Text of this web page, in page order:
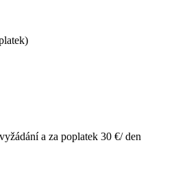
a za poplatek 30 €/ den